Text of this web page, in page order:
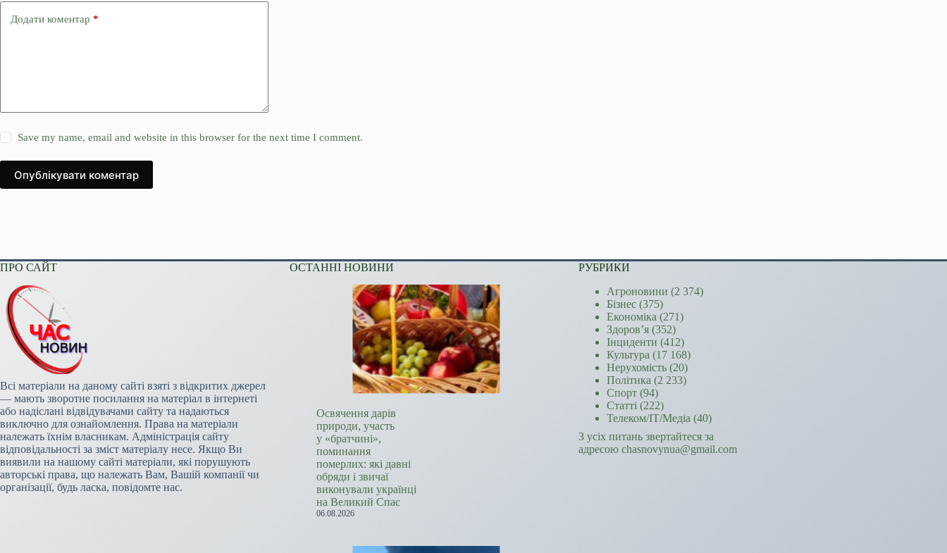
Додати коментар *
Save my name, email and website in this browser for the next time I comment.
Опублікувати коментар
ПРО САЙТ
Всі матеріали на даному сайті взяті з відкритих джерел
— мають зворотне посилання на матеріал в інтернеті
або надіслані відвідувачами сайту та надаються
виключно для ознайомлення. Права на матеріали
належать їхнім власникам. Адміністрація сайту
відповідальності за зміст матеріалу несе. Якщо Ви
виявили на нашому сайті матеріали, які порушують
авторські права, що належать Вам, Вашій компанії чи
організації, будь ласка, повідомте нас.
ОСТАННІ НОВИНИ
Освячення дарів
природи, участь
у «братчині»,
поминання
померлих: які давні
обряди і звичаї
виконували українці
на Великий Спас
06.08.2026
РУБРИКИ
Агроновини (2 374)
Бізнес (375)
Економіка (271)
Здоров’я (352)
Інциденти (412)
Культура (17 168)
Нерухомість (20)
Політика (2 233)
Спорт (94)
Статті (222)
Телеком/ІТ/Медіа (40)
З усіх питань звертайтеся за
адресою chasnovynua@gmail.com